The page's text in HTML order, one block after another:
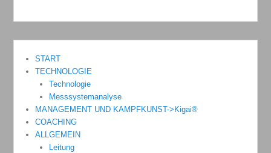
START
TECHNOLOGIE
Technologie
Messsystemanalyse
MANAGEMENT UND KAMPFKUNST->Kigai®
COACHING
ALLGEMEIN
Leitung